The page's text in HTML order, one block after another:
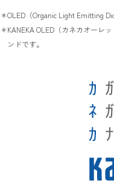
OLED（Organic Light Emitting
KANEKA OLED（カネカオーレ
ンドです。